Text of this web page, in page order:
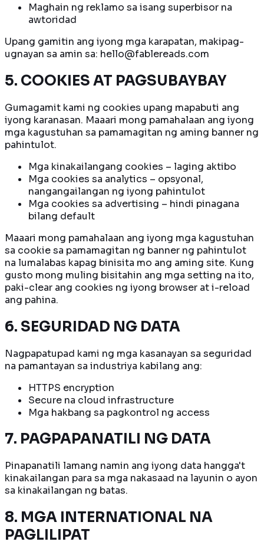
Maghain ng reklamo sa isang superbisor na
awtoridad
Upang gamitin ang iyong mga karapatan, makipag-
ugnayan sa amin sa: hello@fablereads.com
5. COOKIES AT PAGSUBAYBAY
Gumagamit kami ng cookies upang mapabuti ang
iyong karanasan. Maaari mong pamahalaan ang iyong
mga kagustuhan sa pamamagitan ng aming banner ng
pahintulot.
Mga kinakailangang cookies – laging aktibo
Mga cookies sa analytics – opsyonal,
nangangailangan ng iyong pahintulot
Mga cookies sa advertising – hindi pinagana
bilang default
Maaari mong pamahalaan ang iyong mga kagustuhan
sa cookie sa pamamagitan ng banner ng pahintulot
na lumalabas kapag binisita mo ang aming site. Kung
gusto mong muling bisitahin ang mga setting na ito,
paki-clear ang cookies ng iyong browser at i-reload
ang pahina.
6. SEGURIDAD NG DATA
Nagpapatupad kami ng mga kasanayan sa seguridad
na pamantayan sa industriya kabilang ang:
HTTPS encryption
Secure na cloud infrastructure
Mga hakbang sa pagkontrol ng access
7. PAGPAPANATILI NG DATA
Pinapanatili lamang namin ang iyong data hangga't
kinakailangan para sa mga nakasaad na layunin o ayon
sa kinakailangan ng batas.
8. MGA INTERNATIONAL NA
PAGLILIPAT